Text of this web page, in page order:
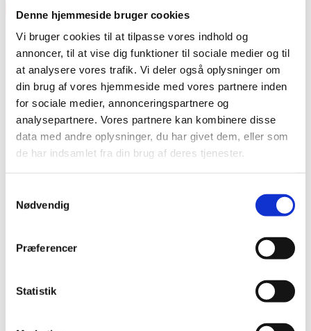
Denne hjemmeside bruger cookies
Vi bruger cookies til at tilpasse vores indhold og
annoncer, til at vise dig funktioner til sociale medier og til
at analysere vores trafik. Vi deler også oplysninger om
din brug af vores hjemmeside med vores partnere inden
for sociale medier, annonceringspartnere og
analysepartnere. Vores partnere kan kombinere disse
data med andre oplysninger, du har givet dem, eller som
de har indsamlet fra din brug af deres tjenester.
Nødvendig
Præferencer
Statistik
Vare lagt i kurv
Shop videre Til kurv
Har du husket tilbehør?